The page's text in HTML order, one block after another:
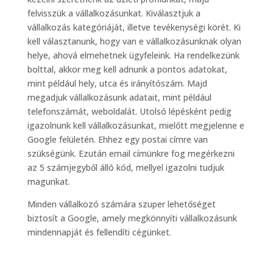
felvisszük a vállalkozásunkat. Kiválasztjuk a
vállalkozás kategóriáját, illetve tevékenységi körét. Ki
kell választanunk, hogy van e vállalkozásunknak olyan
helye, ahová elmehetnek ügyfeleink. Ha rendelkezünk
bolttal, akkor meg kell adnunk a pontos adatokat,
mint például hely, utca és irányítószám. Majd
megadjuk vállalkozásunk adatait, mint például
telefonszámát, weboldalát. Utolsó lépésként pedig
igazolnunk kell vállalkozásunkat, mielőtt megjelenne e
Google felületén. Ehhez egy postai címre van
szükségünk. Ezután email címünkre fog megérkezni
az 5 számjegyből álló kód, mellyel igazolni tudjuk
magunkat.
Minden vállalkozó számára szuper lehetőséget
biztosít a Google, amely megkönnyíti vállalkozásunk
mindennapját és fellendíti cégünket.